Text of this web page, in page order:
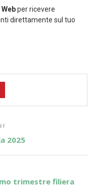
per ricevere
direttamente sul tuo
2025
trimestre filiera